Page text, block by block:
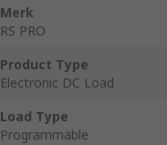
Merk
RS PRO
Product Type
Electronic DC Load
Load Type
Programmable